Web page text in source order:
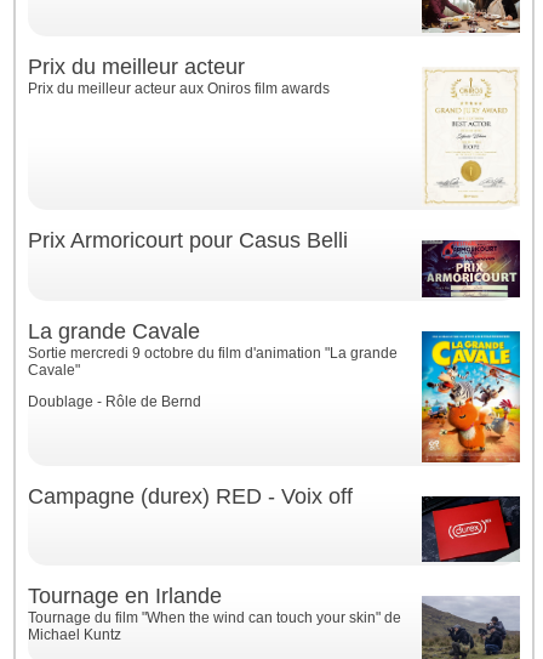
Prix du meilleur acteur
Prix du meilleur acteur aux Oniros film awards
Prix Armoricourt pour Casus Belli
La grande Cavale
Sortie mercredi 9 octobre du film d'animation "La grande
Cavale"
Doublage - Rôle de Bernd
Campagne (durex) RED - Voix off
Tournage en Irlande
Tournage du film "When the wind can touch your skin" de
Michael Kuntz